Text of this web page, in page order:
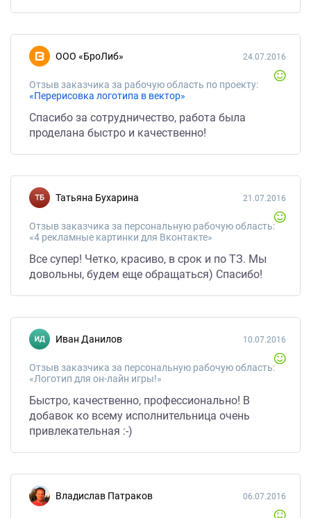
ООО «БроЛиб»
Отзыв заказчика за рабочую область по проекту:
«Перерисовка логотипа в вектор»
24.07.2016
Спасибо за сотрудничество, работа была
проделана быстро и качественно!
Татьяна Бухарина
Отзыв заказчика за персональную рабочую область:
«4 рекламные картинки для Вконтакте»
21.07.2016
Все супер! Четко, красиво, в срок и по ТЗ. Мы
довольны, будем еще обращаться) Спасибо!
Иван Данилов
Отзыв заказчика за персональную рабочую область:
«Логотип для он-лайн игры!»
10.07.2016
Быстро, качественно, профессионально! В
добавок ко всему исполнительница очень
привлекательная :-)
Владислав Патраков 06.07.2016